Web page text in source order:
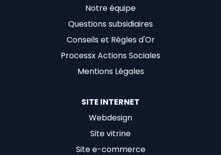
Notre équipe
Questions subsidiaires
Conseils et Règles d'Or
Processx Actions Sociales
Mentions Légales
SITE INTERNET
Webdesign
Site vitrine
Site e-commerce